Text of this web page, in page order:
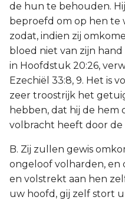
de hun te behouden.
beproefd om op hen te
zodat, indien zij
bloed niet van zijn
in Hoofdstuk 20:26,
Ezechiël 33:8, 9. Het is
zeer troostrijk het
hebben, dat hij de
volbracht heeft door de
B. Zij zullen gewis
ongeloof volharden, en
en volstrekt aan hen
uw hoofd, gij zelf stort